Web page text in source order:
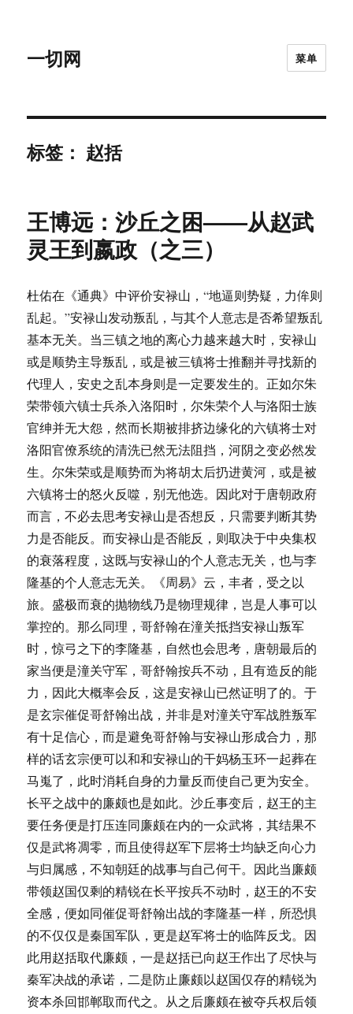
一切网 菜单
标签： 赵括
王博远：沙丘之困——从赵武
灵王到嬴政（之三）
杜佑在《通典》中评价安禄山，“地逼则势疑，力侔则
乱起。”安禄山发动叛乱，与其个人意志是否希望叛乱
基本无关。当三镇之地的离心力越来越大时，安禄山
或是顺势主导叛乱，或是被三镇将士推翻并寻找新的
代理人，安史之乱本身则是一定要发生的。正如尔朱
荣带领六镇士兵杀入洛阳时，尔朱荣个人与洛阳士族
官绅并无大怨，然而长期被排挤边缘化的六镇将士对
洛阳官僚系统的清洗已然无法阻挡，河阴之变必然发
生。尔朱荣或是顺势而为将胡太后扔进黄河，或是被
六镇将士的怒火反噬，别无他选。因此对于唐朝政府
而言，不必去思考安禄山是否想反，只需要判断其势
力是否能反。而安禄山是否能反，则取决于中央集权
的衰落程度，这既与安禄山的个人意志无关，也与李
隆基的个人意志无关。《周易》云，丰者，受之以
旅。盛极而衰的抛物线乃是物理规律，岂是人事可以
掌控的。那么同理，哥舒翰在潼关抵挡安禄山叛军
时，惊弓之下的李隆基，自然也会思考，唐朝最后的
家当便是潼关守军，哥舒翰按兵不动，且有造反的能
力，因此大概率会反，这是安禄山已然证明了的。于
是玄宗催促哥舒翰出战，并非是对潼关守军战胜叛军
有十足信心，而是避免哥舒翰与安禄山形成合力，那
样的话玄宗便可以和和安禄山的干妈杨玉环一起葬在
马嵬了，此时消耗自身的力量反而使自己更为安全。
长平之战中的廉颇也是如此。沙丘事变后，赵王的主
要任务便是打压连同廉颇在内的一众武将，其结果不
仅是武将凋零，而且使得赵军下层将士均缺乏向心力
与归属感，不知朝廷的战事与自己何干。因此当廉颇
带领赵国仅剩的精锐在长平按兵不动时，赵王的不安
全感，便如同催促哥舒翰出战的李隆基一样，所恐惧
的不仅仅是秦国军队，更是赵军将士的临阵反戈。因
此用赵括取代廉颇，一是赵括已向赵王作出了尽快与
秦军决战的承诺，二是防止廉颇以赵国仅存的精锐为
资本杀回邯郸取而代之。从之后廉颇在被夺兵权后领